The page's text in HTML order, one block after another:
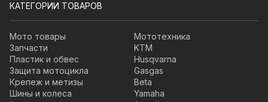
КАТЕГОРИИ ТОВАРОВ
Мото товары
Запчасти
Пластик и обвес
Защита мотоцикла
Крепеж и метизы
Шины и колеса
Мототехника
KTM
Husqvarna
Gasgas
Beta
Yamaha